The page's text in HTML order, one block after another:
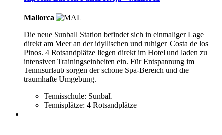
Mallorca
Die neue Sunball Station befindet sich in einmaliger Lage
direkt am Meer an der idyllischen und ruhigen Costa de los
Pinos. 4 Rotsandplätze liegen direkt im Hotel und laden zu
intensiven Trainingseinheiten ein. Für Entspannung im
Tennisurlaub sorgen der schöne Spa-Bereich und die
traumhafte Umgebung.
Tennisschule: Sunball
Tennisplätze: 4 Rotsandplätze